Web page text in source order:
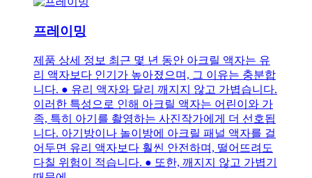
프레이밍
제품 상세 정보 최근 몇 년 동안 아크릴 액자는 유
리 액자보다 인기가 높아졌으며, 그 이유는 충분합
니다. ● 유리 액자와 달리 깨지지 않고 가볍습니다.
이러한 특성으로 인해 아크릴 액자는 어린이와 가
족, 특히 아기를 촬영하는 사진작가에게 더 선호됩
니다. 아기방이나 놀이방에 아크릴 패널 액자를 걸
어두면 유리 액자보다 훨씬 안전하며, 떨어뜨려도
다칠 위험이 적습니다. ● 또한, 깨지지 않고 가볍기